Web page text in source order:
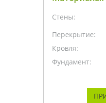
Стены:
Перекрытие:
Кровля:
Фундамент: